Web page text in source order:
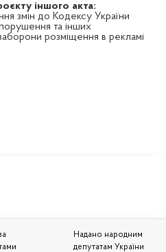
іншого акта:
змін до Кодексу України
та інших
розміщення в рекламі
Надано народним
депутатам України